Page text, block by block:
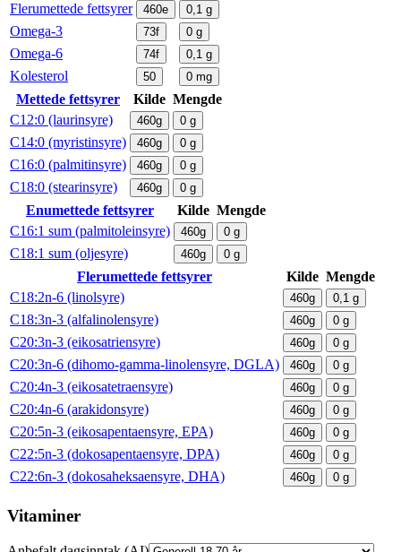
Flerumettede fettsyrer 460e 0,1 g
Omega-3 73f 0 g
Omega-6 74f 0,1 g
Kolesterol 50 0 mg
Mettede fettsyrer Kilde Mengde
C12:0 (laurinsyre)
460g 0 g
C14:0 (myristinsyre) 460g 0 g
C16:0 (palmitinsyre) 460g 0 g
C18:0 (stearinsyre) 460g 0 g
Enumettede fettsyrer Kilde Mengde
C16:1 sum (palmitoleinsyre)
460g 0 g
C18:1 sum (oljesyre) 460g 0 g
Flerumettede fettsyrer Kilde Mengde
C18:2n-6 (linolsyre)
460g 0,1 g
C18:3n-3 (alfalinolensyre) 460g 0 g
C20:3n-3 (eikosatriensyre) 460g 0 g
C20:3n-6 (dihomo-gamma-linolensyre, DGLA) 460g 0 g
C20:4n-3 (eikosatetraensyre) 460g 0 g
C20:4n-6 (arakidonsyre) 460g 0 g
C20:5n-3 (eikosapentaensyre, EPA) 460g 0 g
C22:5n-3 (dokosapentaensyre, DPA) 460g 0 g
C22:6n-3 (dokosaheksaensyre, DHA) 460g 0 g
Vitaminer